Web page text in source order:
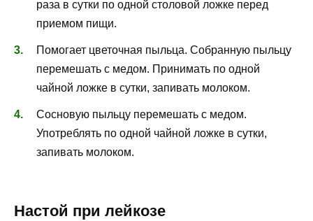
раза в сутки по одной столовой ложке перед
приемом пищи.
Помогает цветочная пыльца. Собранную пыльцу
перемешать с медом. Принимать по одной
чайной ложке в сутки, запивать молоком.
Сосновую пыльцу перемешать с медом.
Употреблять по одной чайной ложке в сутки,
запивать молоком.
Настой при лейкозе